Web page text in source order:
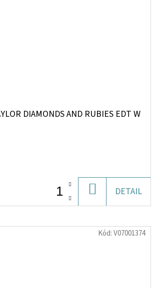
DIAMONDS AND RUBIES EDT W
KOŠÍKU
DETAIL
Kód:V07001374